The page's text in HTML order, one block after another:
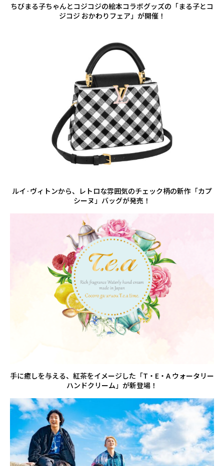
ちびまる子ちゃんとコジコジの絵本コラボグッズの「まる子とコ
ジコジ おかわりフェア」が開催！
ルイ·ヴィトンから、レトロな雰囲気のチェック柄の新作「カプ
シーヌ」バッグが発売！
手に癒しを与える、紅茶をイメージした「T・E・A ウォータリー
ハンドクリーム」が新登場！